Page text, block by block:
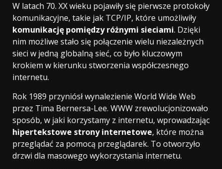
W latach 70. XX wieku pojawiły się pierwsze protokoły
komunikacyjne, takie jak TCP/IP, które umożliwiły
komunikację pomiędzy różnymi sieciami. Dzięki
nim możliwe stało się połączenie wielu niezależnych
sieci w jedną globalną sieć, co było kluczowym
krokiem w kierunku stworzenia współczesnego
internetu.
Rok 1989 przyniósł wynalezienie World Wide Web
przez Tima Bernersa-Lee. WWW zrewolucjonizowało
sposób, w jaki korzystamy z internetu, wprowadzając
hipertekstowe strony internetowe, które można
przeglądać za pomocą przeglądarek. To otworzyło
drzwi dla masowego wykorzystania internetu.